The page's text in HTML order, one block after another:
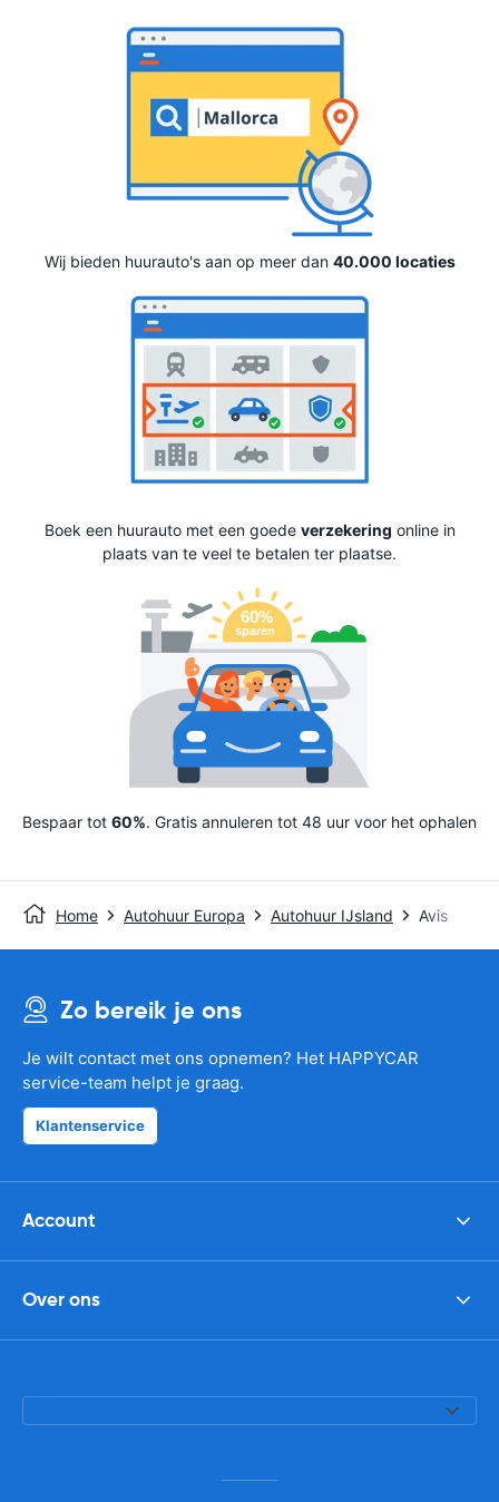
Wij bieden huurauto's aan op meer dan 40.000 locaties
Boek een huurauto met een goede verzekering online in
plaats van te veel te betalen ter plaatse.
Bespaar tot 60%. Gratis annuleren tot 48 uur voor het ophalen
Home Autohuur Europa Autohuur IJsland Avis
Zo bereik je ons
Je wilt contact met ons opnemen? Het HAPPYCAR
service-team helpt je graag.
Klantenservice
Account
Over ons